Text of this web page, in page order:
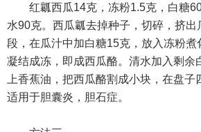
红瓤西瓜14克，冻粉1.5克，白糖60
水90克。西瓜瓤去掉种子，切碎，挤出
段，在瓜汁中加白糖15克，放入冻粉煮
凝结成冻，即成西瓜酪。清水加入剩余
上香蕉油，把西瓜酪割成小块，在盘子
适用于胆囊炎，胆石症。